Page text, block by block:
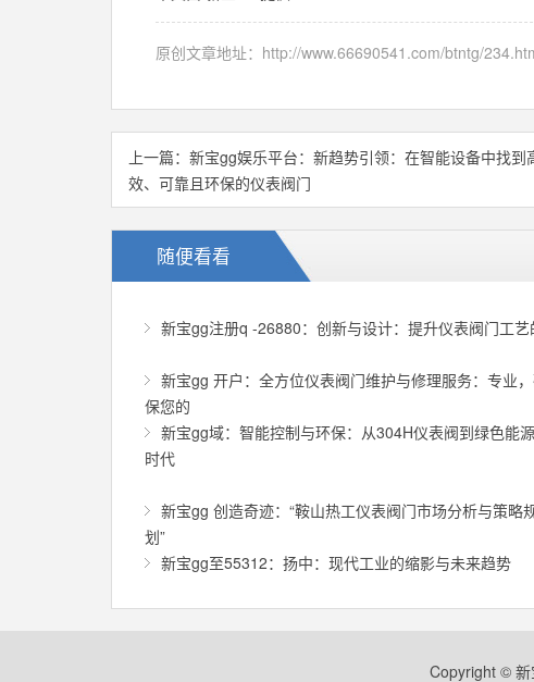
原创文章地址： http://www.66690541.com/btntg/
上一篇： 新宝gg娱乐平台：新趋势引领：在智能设备中找到
效、可靠且环保的仪表阀门
随便看看
新宝gg注册q -26880：创新与设计：提升仪表阀门工艺
新宝gg 开户：全方位仪表阀门维护与修理服务：专业
保您的
新宝gg域：智能控制与环保：从304H仪表阀到绿色能
时代
新宝gg 创造奇迹：“鞍山热工仪表阀门市场分析与策略
划”
新宝gg至55312：扬中：现代工业的缩影与未来趋势
Copyright © 新